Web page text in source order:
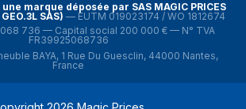
marque déposée par SAS MAGIC PRICES
SAS) — EUTM 019023174 / WO 1812674
068 736 — Capital social 200 000 € — N° TVA
FR39925068736
BAYA, 1 Rue Du Guesclin, 44000 Nantes,
France